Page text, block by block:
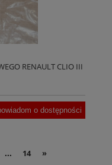
RENAULT CLIO III
o dostępności
... 14 »